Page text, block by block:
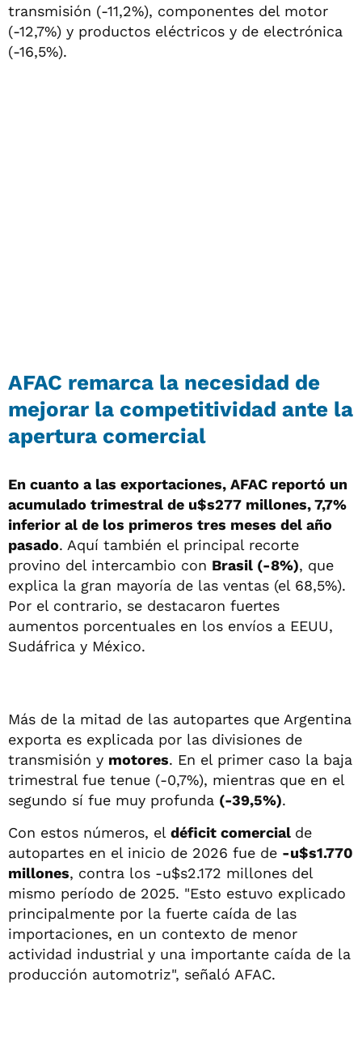
transmisión (-11,2%), componentes del motor
(-12,7%) y productos eléctricos y de electrónica
(-16,5%).
AFAC remarca la necesidad de
mejorar la competitividad ante la
apertura comercial
En cuanto a las exportaciones, AFAC reportó un
acumulado trimestral de u$s277 millones, 7,7%
inferior al de los primeros tres meses del año
pasado. Aquí también el principal recorte
provino del intercambio con Brasil (-8%), que
explica la gran mayoría de las ventas (el 68,5%).
Por el contrario, se destacaron fuertes
aumentos porcentuales en los envíos a EEUU,
Sudáfrica y México.
Más de la mitad de las autopartes que Argentina
exporta es explicada por las divisiones de
transmisión y motores. En el primer caso la baja
trimestral fue tenue (-0,7%), mientras que en el
segundo sí fue muy profunda (-39,5%).
Con estos números, el déficit comercial de
autopartes en el inicio de 2026 fue de -u$s1.770
millones, contra los -u$s2.172 millones del
mismo período de 2025. "Esto estuvo explicado
principalmente por la fuerte caída de las
importaciones, en un contexto de menor
actividad industrial y una importante caída de la
producción automotriz", señaló AFAC.